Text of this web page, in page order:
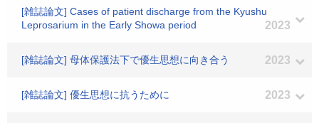
[雑誌論文] Cases of patient discharge from the Kyushu
Leprosarium in the Early Showa period
2023
[雑誌論文] 母体保護法下で優生思想に向き合う 2023
[雑誌論文] 優生思想に抗うために 2023